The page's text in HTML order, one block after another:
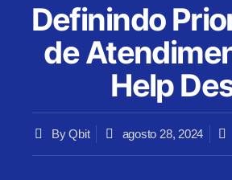
Definindo
de
Help
ByQbit agosto 28, 2024